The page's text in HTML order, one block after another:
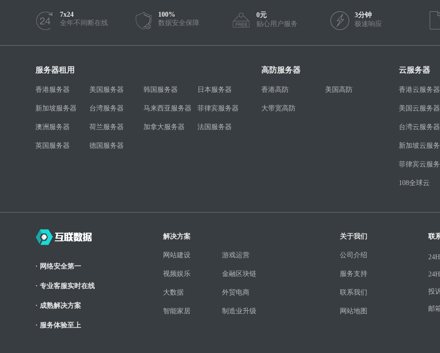
7x24
全年不间断在线
100%
数据安全保障
0元
贴心用户服务
3分钟
极速响应
服务器租用
香港服务器 美国服务器 韩国服务器 日本服务器
新加坡服务器 台湾服务器 马来西亚服务器 菲律宾服务器
澳洲服务器 荷兰服务器 加拿大服务器 法国服务器
英国服务器 德国服务器
高防服务器
香港高防 美国高防
大带宽高防
云服务器
香港云服务器
美国云服务器
台湾云服务器
新加坡云服
菲律宾云服
108全球云
· 网络安全第一
· 专业客服实时在线
· 成熟解决方案
· 服务体验至上
解决方案
网站建设 游戏运营
视频娱乐 金融区块链
大数据 外贸电商
智能家居 制造业升级
关于我们
公司介绍
服务支持
联系我们
网站地图
联
投
邮